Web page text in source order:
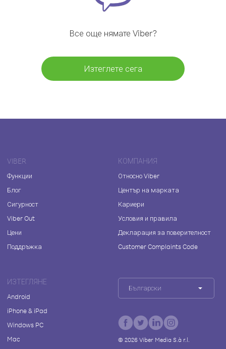
Все още нямате Viber?
Изтеглете сега
VIBER
Функции
Блог
Сигурност
Viber Out
Цени
Поддръжка
КОМПАНИЯ
Относно Viber
Център на марката
Кариери
Условия и правила
Декларация за поверителност
Customer Complaints Code
ИЗТЕГЛЯНЕ
Android
iPhone & iPad
Windows PC
Mac
Български
© 2026Viber Media S.à r.l.